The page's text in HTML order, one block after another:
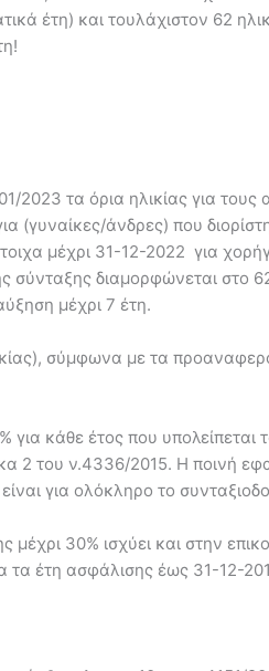
έτη) και τουλάχιστον 62
τα όρια ηλικίας για τους
(γυναίκες/άνδρες) που
μέχρι 31-12-2022 για
σύνταξης διαμορφώνεται στο
μέχρι 7 έτη.
σύμφωνα με τα
κάθε έτος που υπολείπεται
2 του ν.4336/2015. Η ποινή
για ολόκληρο το
30% ισχύει και στην
έτη ασφάλισης έως 31-12-